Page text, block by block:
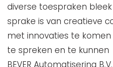
diverse toespraken
sprake is van creatieve
met innovaties te
te spreken en te
BEVER Automatisering